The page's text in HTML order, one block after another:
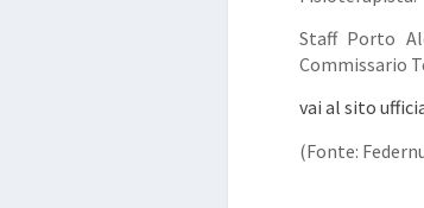
Staff Porto
Commissario
vai al sito
(Fonte: